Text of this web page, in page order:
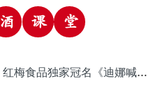
酒 课 堂
红梅食品独家冠名《迪娜喊你